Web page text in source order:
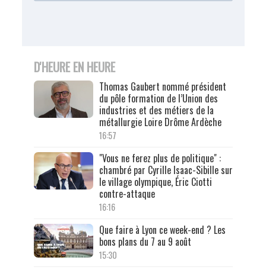
D'HEURE EN HEURE
Thomas Gaubert nommé président
du pôle formation de l’Union des
industries et des métiers de la
métallurgie Loire Drôme Ardèche
16:57
"Vous ne ferez plus de politique" :
chambré par Cyrille Isaac-Sibille sur
le village olympique, Éric Ciotti
contre-attaque
16:16
Que faire à Lyon ce week-end ? Les
bons plans du 7 au 9 août
15:30